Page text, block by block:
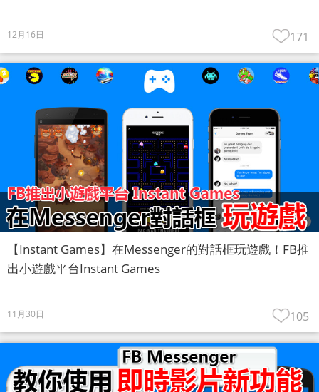
12月16日 171
【Instant Games】在Messenger的對話框玩遊戲！FB推
出小遊戲平台Instant Games
11月30日 105